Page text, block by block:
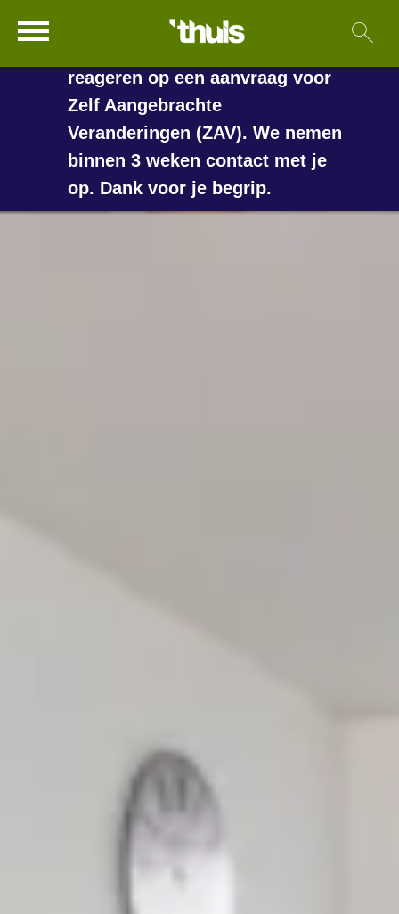
Naar hoofdinhoud
Naar hoofdnavigatiemenu
Naar zoeken
Naar de homepage
Ga naar Hoofd
langer duren voordat we
reageren op een aanvraag voor
Zelf Aangebrachte
Veranderingen (ZAV). We nemen
binnen 3 weken contact met je
op. Dank voor je begrip.